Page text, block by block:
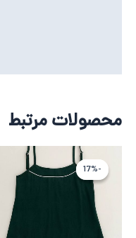
محصولات مرتبط
-17%-17%
قیمت
بود.
قیمت
است.